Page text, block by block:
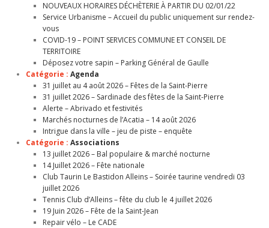
NOUVEAUX HORAIRES DÉCHÈTERIE À PARTIR DU 02/01/22
Service Urbanisme – Accueil du public uniquement sur rendez-
vous
COVID-19 – POINT SERVICES COMMUNE ET CONSEIL DE
TERRITOIRE
Déposez votre sapin – Parking Général de Gaulle
Catégorie :Agenda
31 juillet au 4 août 2026 – Fêtes de la Saint-Pierre
31 juillet 2026 – Sardinade des fêtes de la Saint-Pierre
Alerte – Abrivado et festivités
Marchés nocturnes de l’Acatia – 14 août 2026
Intrigue dans la ville – jeu de piste – enquête
Catégorie :Associations
13 juillet 2026 – Bal populaire & marché nocturne
14 Juillet 2026 – Fête nationale
Club Taurin Le Bastidon Alleins – Soirée taurine vendredi 03
juillet 2026
Tennis Club d’Alleins – fête du club le 4 juillet 2026
19 Juin 2026 – Fête de la Saint-Jean
Repair vélo – Le CADE